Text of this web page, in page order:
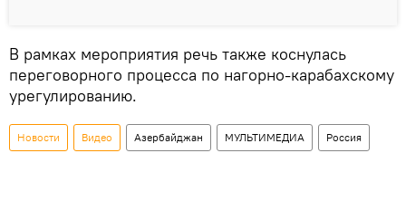
В рамках мероприятия речь также коснулась
переговорного процесса по нагорно-карабахскому
урегулированию.
Новости Видео Азербайджан МУЛЬТИМЕДИА Россия